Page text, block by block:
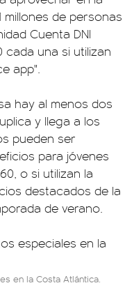
millones de personas
Cuenta DNI
una si utilizan
app".
hay al menos dos
y llega a los
pueden ser
para jóvenes
o si utilizan la
destacados de la
de verano.
en la Costa Atlántica.